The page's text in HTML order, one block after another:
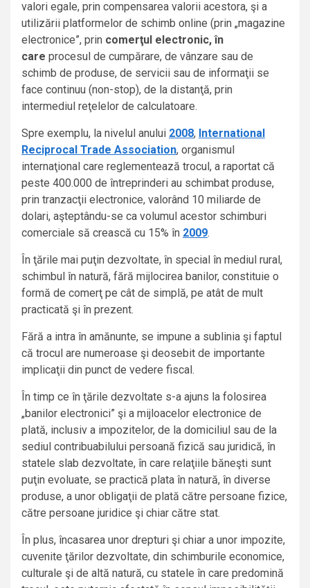
valori egale, prin compensarea valorii acestora, şi a
utilizării platformelor de schimb online (prin „magazine
electronice”, prin comerţul electronic, în
care procesul de cumpărare, de vânzare sau de
schimb de produse, de servicii sau de informaţii se
face continuu (non-stop), de la distanţă, prin
intermediul reţelelor de calculatoare.
Spre exemplu, la nivelul anului 2008, International
Reciprocal Trade Association, organismul
internaţional care reglementează trocul, a raportat că
peste 400.000 de întreprinderi au schimbat produse,
prin tranzacţii electronice, valorând 10 miliarde de
dolari, aşteptându-se ca volumul acestor schimburi
comerciale să crească cu 15% în 2009.
În ţările mai puţin dezvoltate, în special în mediul rural,
schimbul în natură, fără mijlocirea banilor, constituie o
formă de comerţ pe cât de simplă, pe atât de mult
practicată şi în prezent.
Fără a intra în amănunte, se impune a sublinia şi faptul
că trocul are numeroase şi deosebit de importante
implicaţii din punct de vedere fiscal.
În timp ce în ţările dezvoltate s-a ajuns la folosirea
„banilor electronici” şi a mijloacelor electronice de
plată, inclusiv a impozitelor, de la domiciliul sau de la
sediul contribuabilului persoană fizică sau juridică, în
statele slab dezvoltate, în care relaţiile băneşti sunt
puţin evoluate, se practică plata în natură, în diverse
produse, a unor obligaţii de plată către persoane fizice,
către persoane juridice şi chiar către stat.
În plus, încasarea unor drepturi şi chiar a unor impozite,
cuvenite ţărilor dezvoltate, din schimburile economice,
culturale şi de altă natură, cu statele în care predomină